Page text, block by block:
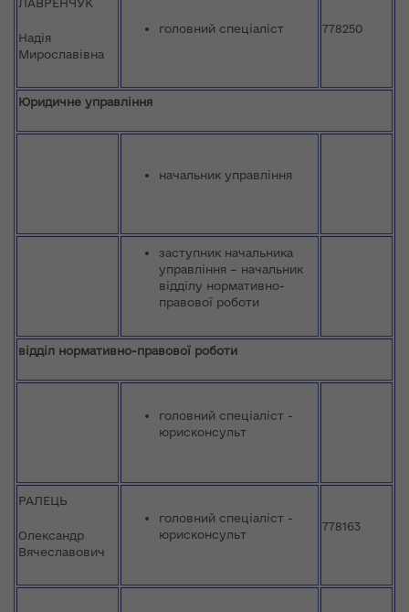
ЛАВРЕНЧУК
Надія
Мирославівна
головний спеціаліст 778250
Юридичне управління
начальник управління
заступник начальника
управління – начальник
відділу нормативно-
правової роботи
відділ нормативно-правової роботи
головний спеціаліст -
юрисконсульт
РАЛЕЦЬ
Олександр
Вячеславович
головний спеціаліст -
юрисконсульт
778163